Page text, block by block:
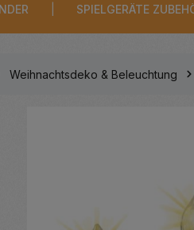
SPIELGERÄTE
Weihnachtsdeko & Beleuchtung